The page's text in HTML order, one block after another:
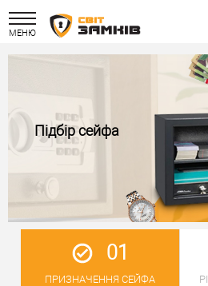
МЕНЮ
Підбір сейфа
01
ПРИЗНАЧЕННЯ СЕЙФА